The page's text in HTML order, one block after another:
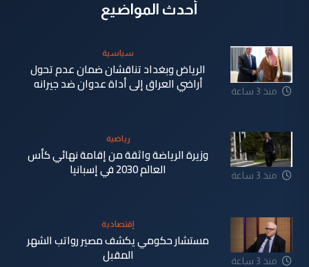
أحدث المواضيع
منذ 3 ساعة
سياسية
الرياض وبغداد تناقشان ضمان عدم تحول
أراضي العراق إلى أداة عدوان ضد جيرانه
منذ 3 ساعة
رياضية
وزيرة الرياضة واثقة من إقامة نهائي كأس
العالم 2030 في إسبانيا
منذ 3 ساعة
إقتصادية
مستشار حكومي يكشف مصير رواتب الشهر
المقبل